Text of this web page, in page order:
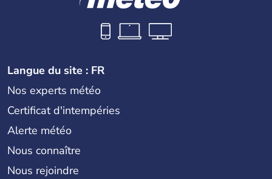
Langue du site : FR
Nos experts météo
Certificat d'intempéries
Alerte météo
Nous connaître
Nous rejoindre